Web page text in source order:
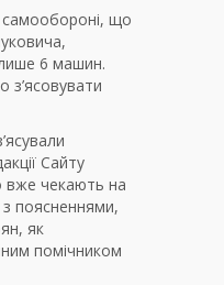
самообороні, що
6 машин.
Сайту
вже чекають на
поясненнями,
як
помічником